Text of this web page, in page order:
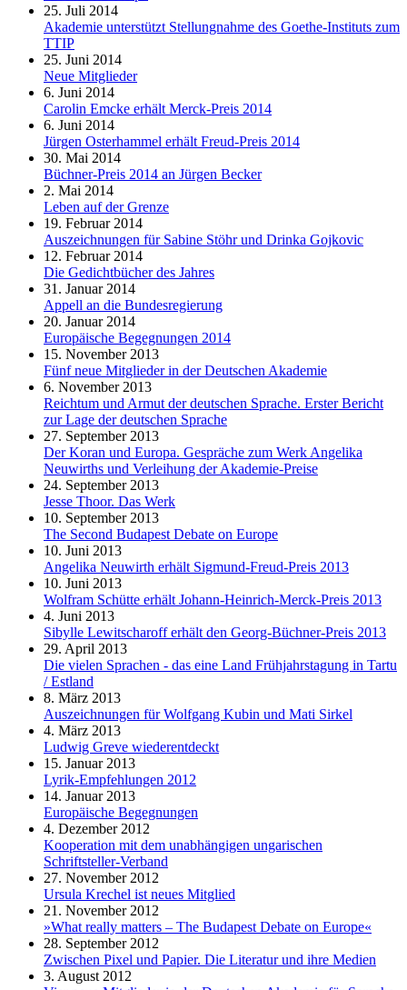
25. Juli 2014
Akademie unterstützt Stellungnahme des Goethe-Instituts zum
TTIP
25. Juni 2014
Neue Mitglieder
6. Juni 2014
Carolin Emcke erhält Merck-Preis 2014
6. Juni 2014
Jürgen Osterhammel erhält Freud-Preis 2014
30. Mai 2014
Büchner-Preis 2014 an Jürgen Becker
2. Mai 2014
Leben auf der Grenze
19. Februar 2014
Auszeichnungen für Sabine Stöhr und Drinka Gojkovic
12. Februar 2014
Die Gedichtbücher des Jahres
31. Januar 2014
Appell an die Bundesregierung
20. Januar 2014
Europäische Begegnungen 2014
15. November 2013
Fünf neue Mitglieder in der Deutschen Akademie
6. November 2013
Reichtum und Armut der deutschen Sprache. Erster Bericht
zur Lage der deutschen Sprache
27. September 2013
Der Koran und Europa. Gespräche zum Werk Angelika
Neuwirths und Verleihung der Akademie-Preise
24. September 2013
Jesse Thoor. Das Werk
10. September 2013
The Second Budapest Debate on Europe
10. Juni 2013
Angelika Neuwirth erhält Sigmund-Freud-Preis 2013
10. Juni 2013
Wolfram Schütte erhält Johann-Heinrich-Merck-Preis 2013
4. Juni 2013
Sibylle Lewitscharoff erhält den Georg-Büchner-Preis 2013
29. April 2013
Die vielen Sprachen - das eine Land Frühjahrstagung in Tartu
/ Estland
8. März 2013
Auszeichnungen für Wolfgang Kubin und Mati Sirkel
4. März 2013
Ludwig Greve wiederentdeckt
15. Januar 2013
Lyrik-Empfehlungen 2012
14. Januar 2013
Europäische Begegnungen
4. Dezember 2012
Kooperation mit dem unabhängigen ungarischen
Schriftsteller-Verband
27. November 2012
Ursula Krechel ist neues Mitglied
21. November 2012
»What really matters – The Budapest Debate on Europe«
28. September 2012
Zwischen Pixel und Papier. Die Literatur und ihre Medien
3. August 2012